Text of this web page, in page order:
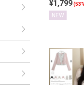
ートツイード
プ
¥1,799
NEW